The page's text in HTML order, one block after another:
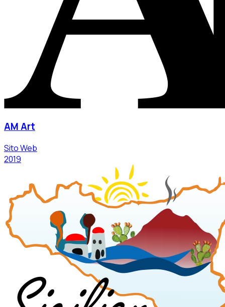
AM Art
Sito Web
2019